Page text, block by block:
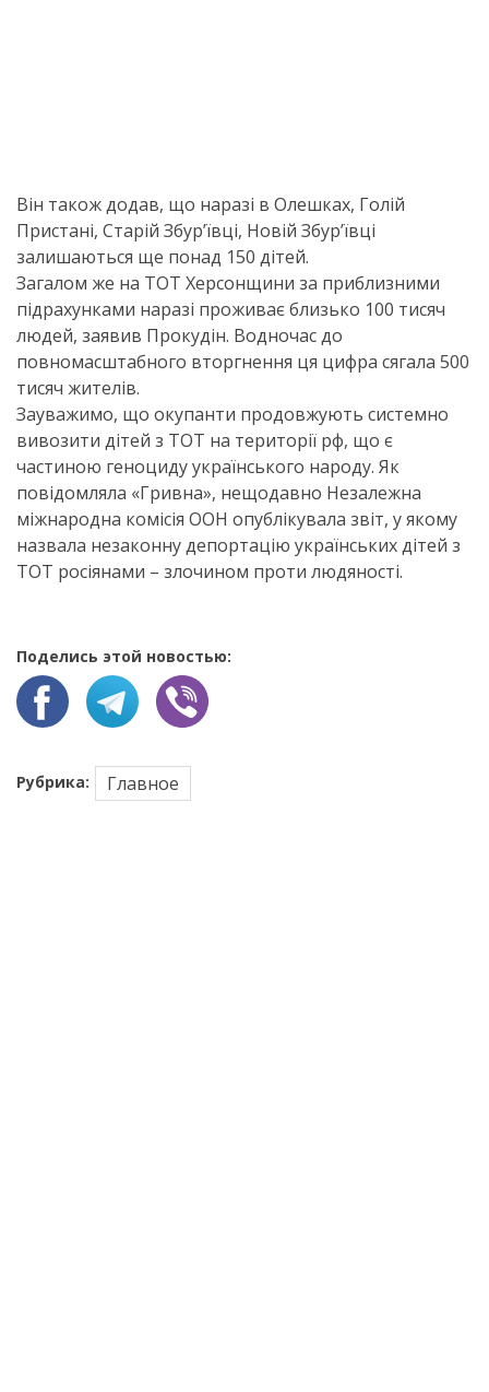
Він також додав, що наразі в Олешках, Голій
Пристані, Старій Збурʼївці, Новій Збурʼївці
залишаються ще понад 150 дітей.
Загалом же на ТОТ Херсонщини за приблизними
підрахунками наразі проживає близько 100 тисяч
людей, заявив Прокудін. Водночас до
повномасштабного вторгнення ця цифра сягала 500
тисяч жителів.
Зауважимо, що окупанти продовжують системно
вивозити дітей з ТОТ на території рф, що є
частиною геноциду українського народу. Як
повідомляла «Гривна», нещодавно Незалежна
міжнародна комісія ООН опублікувала звіт, у якому
назвала незаконну депортацію українських дітей з
ТОТ росіянами – злочином проти людяності.
Поделись этой новостью:
Рубрика: Главное